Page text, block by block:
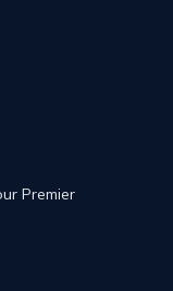
Premier